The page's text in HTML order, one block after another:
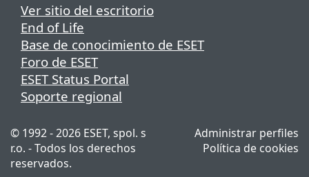
Ver sitio del escritorio
End of Life
Base de conocimiento de ESET
Foro de ESET
ESET Status Portal
Soporte regional
© 1992 - 2026 ESET, spol. s
r.o. - Todos los derechos
reservados.
Administrar perfiles
Política de cookies